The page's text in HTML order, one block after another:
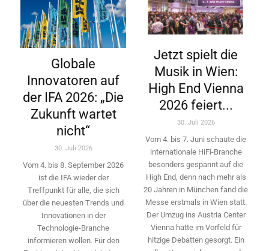
Globale
Innovatoren auf
der IFA 2026: „Die
Zukunft wartet
nicht“
30. Juli 2026
Vom 4. bis 8. September 2026
ist die IFA wieder der
Treffpunkt für alle, die sich
über die neuesten Trends und
Innovationen in der
Technologie-­Branche
informieren wollen. Für den
Jetzt spielt die
Musik in Wien:
High End Vienna
2026 feiert...
30. Juli 2026
Vom 4. bis 7. Juni schaute die
internationale HiFi-Branche
besonders gespannt auf die
High End, denn nach mehr als
20 Jahren in München fand die
Messe erstmals in Wien statt.
Der Umzug ins Austria Center
Vienna hatte im Vorfeld für
hitzige Debatten gesorgt. Ein